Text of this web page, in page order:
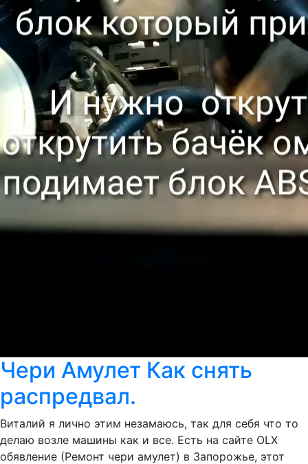
Чери Амулет Как снять
распредвал.
Виталий я лично этим незамаюсь, так для себя что то
делаю возле машины как и все. Есть на сайте ОLX
обявление (Ремонт чери амулет) в Запорожье, этот